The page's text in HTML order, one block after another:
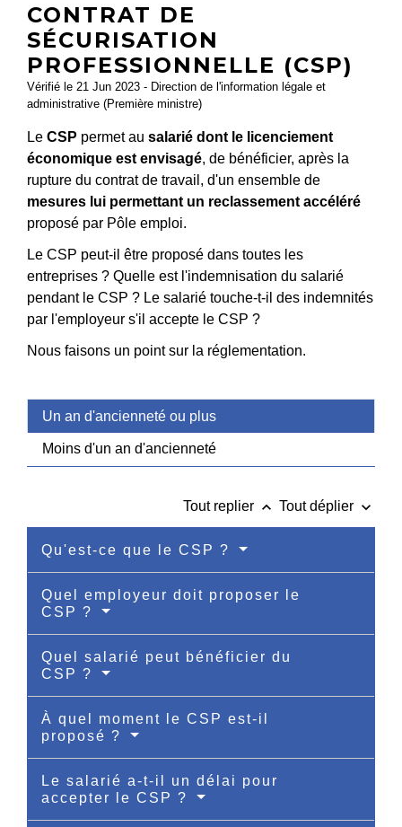
CONTRAT DE
SÉCURISATION
PROFESSIONNELLE (CSP)
Vérifié le 21 Jun 2023 - Direction de l'information légale et
administrative (Première ministre)
Le CSP permet au salarié dont le licenciement
économique est envisagé, de bénéficier, après la
rupture du contrat de travail, d'un ensemble de
mesures lui permettant un reclassement accéléré
proposé par Pôle emploi.
Le CSP peut-il être proposé dans toutes les
entreprises ? Quelle est l'indemnisation du salarié
pendant le CSP ? Le salarié touche-t-il des indemnités
par l'employeur s'il accepte le CSP ?
Nous faisons un point sur la réglementation.
Un an d'ancienneté ou plus
Moins d'un an d'ancienneté
Tout replier keyboard_arrow_up Tout déplier keyboard_arrow_down
Qu'est-ce que le CSP ?
Quel employeur doit proposer le
CSP ?
Quel salarié peut bénéficier du
CSP ?
À quel moment le CSP est-il
proposé ?
Le salarié a-t-il un délai pour
accepter le CSP ?